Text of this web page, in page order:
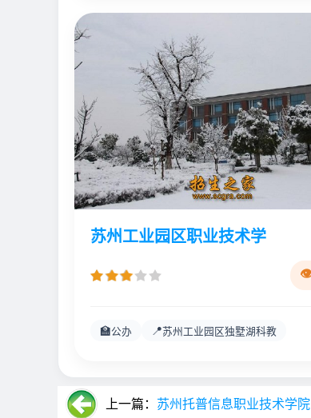
苏州工业园区职业技术学
🏫公办 📍苏州工业园区独墅湖科教
上一篇： 苏州托普信息职业技术学院